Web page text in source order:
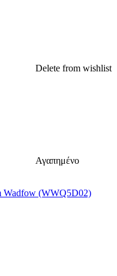
Delete from wishlist
Αγαπημένο